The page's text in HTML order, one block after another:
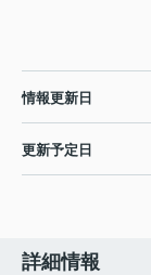
情報更新日
更新予定日
詳細情報